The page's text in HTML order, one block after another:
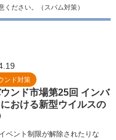
ださい。（スパム対策）
ンド対策
ンド市場第25回 インバ
おける新型ウイルスの
ベント制限が解除されたりな